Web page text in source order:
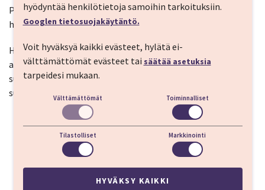
Pakettiin kuuluvien hoitojen pituus on 15-20 min/kerta. Ei
hoitoja tulo- eikä lähtöpäivänä.
HUOM! Alle 16-vuotiaan lapsen hintaan ei kuulu hoitoja,
ainoastaan ruokailut. Juhlapyhinä hoitovalikoima voi olla
suppeampi ja hoito-osastot ja kylpylän palvelut osin
suljettu.
hyödyntää henkilötietoja samoihin tarkoituksiin.
Googlen tietosuojakäytäntö.
Voit hyväksyä kaikki evästeet, hylätä ei-
välttämättömät evästeet tai säätää asetuksia
tarpeidesi mukaan.
Välttämättömät Toiminnalliset
Tilastolliset Markkinointi
HYVÄKSY KAIKKI